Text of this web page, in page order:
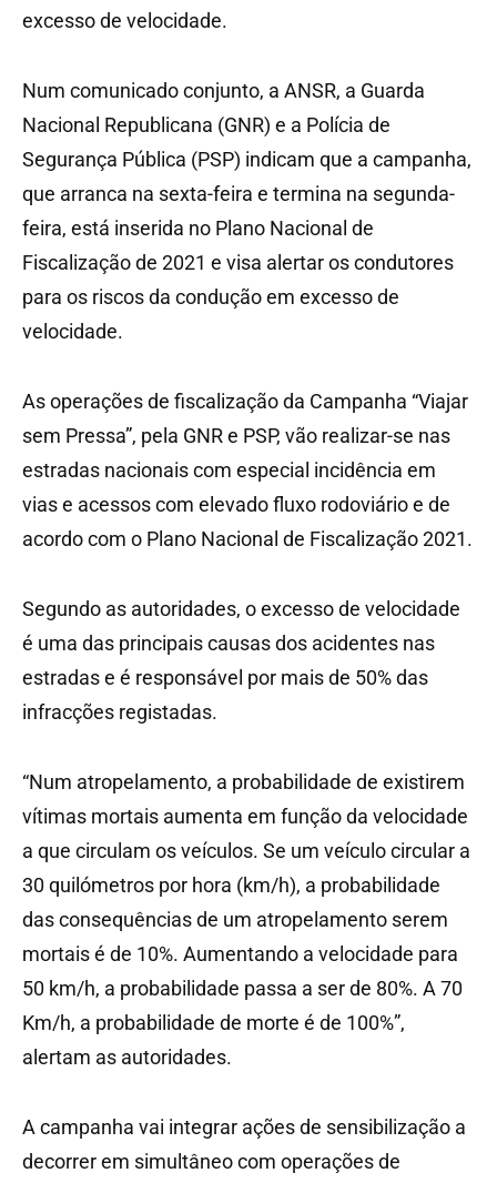
excesso de velocidade.
Num comunicado conjunto, a ANSR, a Guarda
Nacional Republicana (GNR) e a Polícia de
Segurança Pública (PSP) indicam que a campanha,
que arranca na sexta-feira e termina na segunda-
feira, está inserida no Plano Nacional de
Fiscalização de 2021 e visa alertar os condutores
para os riscos da condução em excesso de
velocidade.
As operações de fiscalização da Campanha “Viajar
sem Pressa”, pela GNR e PSP, vão realizar-se nas
estradas nacionais com especial incidência em
vias e acessos com elevado fluxo rodoviário e de
acordo com o Plano Nacional de Fiscalização 2021.
Segundo as autoridades, o excesso de velocidade
é uma das principais causas dos acidentes nas
estradas e é responsável por mais de 50% das
infracções registadas.
“Num atropelamento, a probabilidade de existirem
vítimas mortais aumenta em função da velocidade
a que circulam os veículos. Se um veículo circular a
30 quilómetros por hora (km/h), a probabilidade
das consequências de um atropelamento serem
mortais é de 10%. Aumentando a velocidade para
50 km/h, a probabilidade passa a ser de 80%. A 70
Km/h, a probabilidade de morte é de 100%”,
alertam as autoridades.
A campanha vai integrar ações de sensibilização a
decorrer em simultâneo com operações de